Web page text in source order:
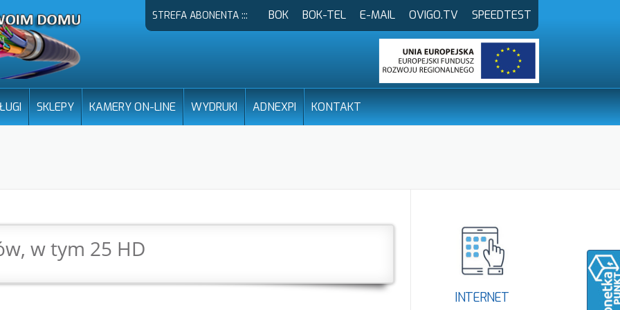
STREFA ABONENTA ::: BOK BOK-TEL E-MAIL OVIGO.TV SPEEDTEST
SKLEPY KAMERY ON-LINE WYDRUKI ADNEXPI KONTAKT
w tym 25 HD
INTERNET